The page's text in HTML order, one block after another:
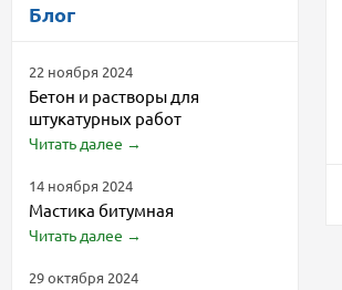
Блог
22 ноября 2024
Бетон и растворы для
штукатурных работ
Читать далее →
14 ноября 2024
Мастика битумная
Читать далее →
29 октября 2024